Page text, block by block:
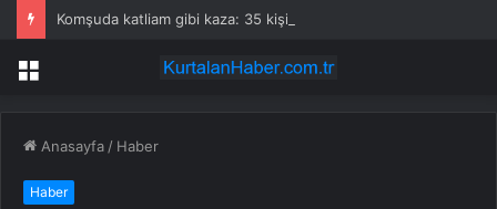
Komşuda katliam gibi kaza: 35 kişi öldü
Menü
Anasayfa / Haber
Haber